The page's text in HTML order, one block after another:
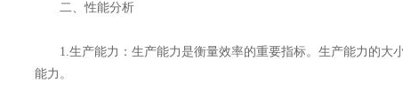
二、性能分析
1.生产能力：生产能力是衡量效率的重要指标。生产能力的大
能力。